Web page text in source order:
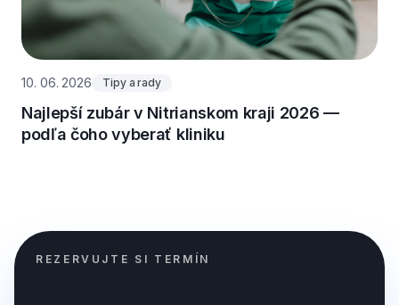
10. 06. 2026 Tipy a rady
Najlepší zubár v Nitrianskom kraji 2026 —
podľa čoho vyberať kliniku
REZERVUJTE SI TERMÍN